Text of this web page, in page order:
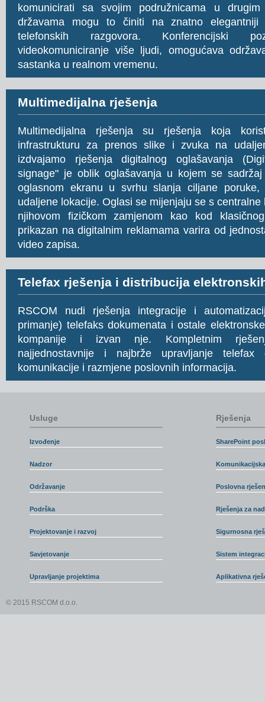
komunicirati sa svojim podružnicama u
državama mogu to činiti na znatno elegantniji
telefonskih razgovora. Konferencijski
videokomuniciranje više ljudi, omogućava
sastanka u realnom vremenu.
Multimedijalna rješenja
Multimedijalna rješenja su rješenja koja
infrastrukturu za prenos slike i zvuka na
izdvajamo rješenja digitalnog oglašavanja
signage" je oblik oglašavanja u kojem se
oglasnom ekranu u svrhu slanja ciljane
udaljene lokacije. Oglasi se mijenjaju se s
njihovom fizičkom zamjenom kao kod
prikazan na digitalnim reklamama varira od
video zapisa.
Telefax rješenja i distribucija
RSCOM nudi rješenja integracije i
primanje) telefaks dokumenata i ostale
kompanije i izvan nje. Kompletnim
najjednostavnije i najbrže upravljanje telefax
komunikacije i razmjene poslovnih informacija.
Usluge
Izvođenje
Nadzor
Održavanje
Podrška
Projektovanje i razvoj
Savjetovanje
Upravljanje projektima
Rješenja
SharePoint
Poslovna
Rješenja za
Sigurnosna
Sistem
Aplikativna
© 2015 RSCOM d.o.o.